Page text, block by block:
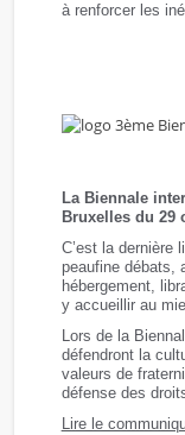
à renforcer les
La Biennale
Bruxelles du 29
C’est la dernière
peaufine débats,
hébergement,
y accueillir au
Lors de la
défendront la
valeurs de
défense des
Lire le